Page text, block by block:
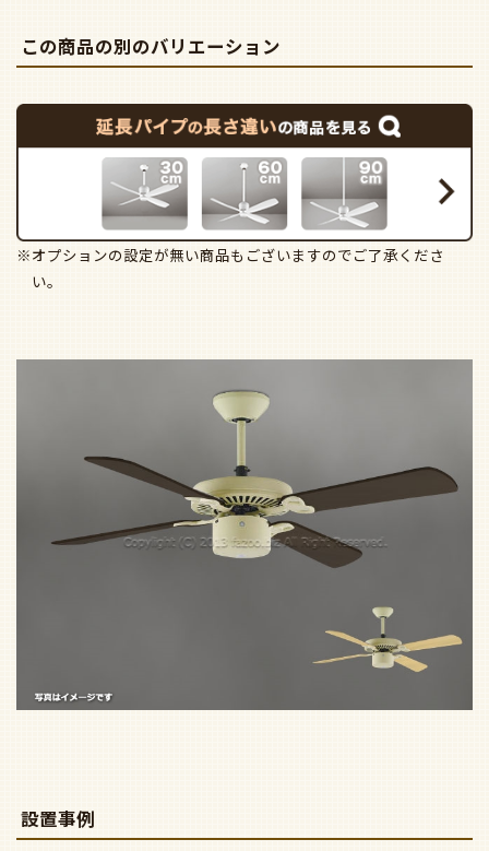
この商品の別のバリエーション
※オプションの設定が無い商品もございますのでご了承くださ
い。
設置事例